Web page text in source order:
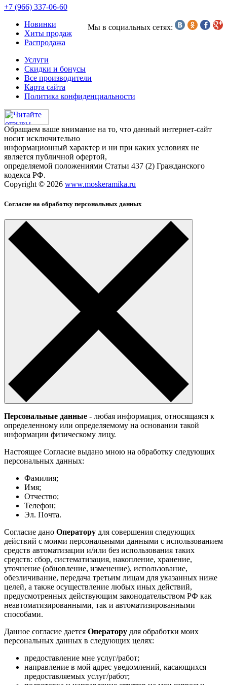
+7 (966) 337-06-60
Мы в социальных сетях:
Новинки
Хиты продаж
Распродажа
Услуги
Скидки и бонусы
Все производители
Карта сайта
Политика конфиденциальности
Обращаем ваше внимание на то, что данный интернет-сайт
носит исключительно
информационный характер и ни при каких условиях не
является публичной офертой,
определяемой положениями Статьи 437 (2) Гражданского
кодекса РФ.
Copyright © 2026 www.moskeramika.ru
Согласие на обработку персональных данных
Персональные данные - любая информация, относящаяся к
определенному или определяемому на основании такой
информации физическому лицу.
Настоящее Согласие выдано мною на обработку следующих
персональных данных:
Фамилия;
Имя;
Отчество;
Телефон;
Эл. Почта.
Согласие дано Оператору для совершения следующих
действий с моими персональными данными с использованием
средств автоматизации и/или без использования таких
средств: сбор, систематизация, накопление, хранение,
уточнение (обновление, изменение), использование,
обезличивание, передача третьим лицам для указанных ниже
целей, а также осуществление любых иных действий,
предусмотренных действующим законодательством РФ как
неавтоматизированными, так и автоматизированными
способами.
Данное согласие дается Оператору для обработки моих
персональных данных в следующих целях:
предоставление мне услуг/работ;
направление в мой адрес уведомлений, касающихся
предоставляемых услуг/работ;